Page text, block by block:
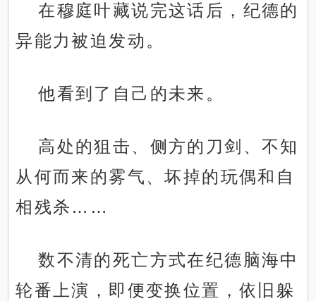
在穆庭叶藏说完这话后，纪德的
异能力被迫发动。
他看到了自己的未来。
高处的狙击、侧方的刀剑、不知
从何而来的雾气、坏掉的玩偶和自
相残杀……
数不清的死亡方式在纪德脑海中
轮番上演，即便变换位置，依旧躲